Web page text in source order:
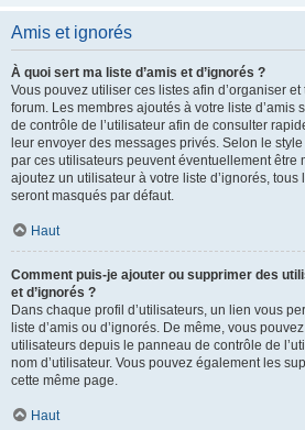
Amis et ignorés
À quoi sert ma liste d’amis et d’ignorés ?
Vous pouvez utiliser ces listes afin d’organiser
forum. Les membres ajoutés à votre liste d’amis
de contrôle de l’utilisateur afin de consulter
leur envoyer des messages privés. Selon le
par ces utilisateurs peuvent éventuellement être
ajoutez un utilisateur à votre liste d’ignorés, tous
seront masqués par défaut.
Haut
Comment puis-je ajouter ou supprimer des
et d’ignorés ?
Dans chaque profil d’utilisateurs, un lien vous
liste d’amis ou d’ignorés. De même, vous
utilisateurs depuis le panneau de contrôle de
nom d’utilisateur. Vous pouvez également les
cette même page.
Haut